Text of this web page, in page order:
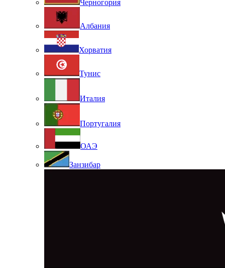
Черногория
Албания
Хорватия
Тунис
Италия
Португалия
ОАЭ
Занзибар